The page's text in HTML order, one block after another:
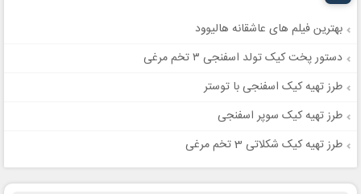
بهترین فیلم های عاشقانه هالیوود
دستور پخت کیک تولد اسفنجی ۳ تخم مرغی
طرز تهیه کیک اسفنجی با توستر
طرز تهیه کیک سوپر اسفنجی
طرز تهیه کیک شکلاتی 3 تخم مرغی